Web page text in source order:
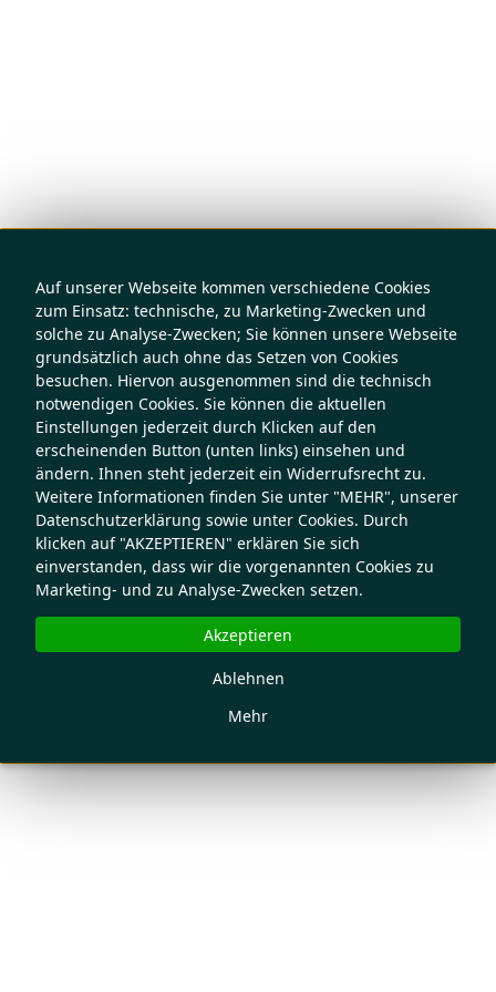
Auf unserer Webseite kommen verschiedene Cookies
zum Einsatz: technische, zu Marketing-Zwecken und
solche zu Analyse-Zwecken; Sie können unsere Webseite
grundsätzlich auch ohne das Setzen von Cookies
besuchen. Hiervon ausgenommen sind die technisch
notwendigen Cookies. Sie können die aktuellen
Einstellungen jederzeit durch Klicken auf den
erscheinenden Button (unten links) einsehen und
ändern. Ihnen steht jederzeit ein Widerrufsrecht zu.
Weitere Informationen finden Sie unter "MEHR", unserer
Datenschutzerklärung sowie unter Cookies. Durch
klicken auf "AKZEPTIEREN" erklären Sie sich
einverstanden, dass wir die vorgenannten Cookies zu
Marketing- und zu Analyse-Zwecken setzen.
Mehr
Ablehnen
Akzeptieren